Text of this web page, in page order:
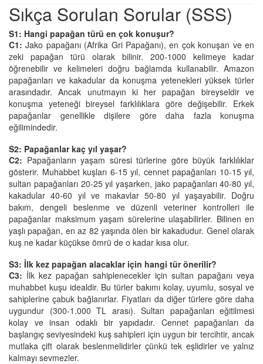
Sıkça Sorulan Sorular (SSS)
S1: Hangi papağan türü en çok konuşur?
C1: Jako papağanı (Afrika Gri Papağanı), en çok konuşan ve en
zeki papağan türü olarak bilinir. 200-1000 kelimeye kadar
öğrenebilir ve kelimeleri doğru bağlamda kullanabilir. Amazon
papağanları ve kakadular da konuşma yetenekleri yüksek türler
arasındadır. Ancak unutmayın ki her papağan bireyseldir ve
konuşma yeteneği bireysel farklılıklara göre değişebilir. Erkek
papağanlar genellikle dişilere göre daha fazla konuşma
eğilimindedir.
S2: Papağanlar kaç yıl yaşar?
C2: Papağanların yaşam süresi türlerine göre büyük farklılıklar
gösterir. Muhabbet kuşları 6-15 yıl, cennet papağanları 10-15 yıl,
sultan papağanları 20-25 yıl yaşarken, jako papağanları 40-80 yıl,
kakadular 40-60 yıl ve makavlar 50-80 yıl yaşayabilir. Doğru
bakım, dengeli beslenme ve düzenli veteriner kontrolleri ile
papağanlar maksimum yaşam sürelerine ulaşabilirler. Bilinen en
yaşlı papağan, en az 82 yaşında ölen bir kakadudur. Genel olarak
kuş ne kadar küçükse ömrü de o kadar kısa olur.
S3: İlk kez papağan alacaklar için hangi tür önerilir?
C3: İlk kez papağan sahiplenecekler için sultan papağanı veya
muhabbet kuşu idealdir. Bu türler bakımı kolay, uyumlu, sosyal ve
sahiplerine çabuk bağlanırlar. Fiyatları da diğer türlere göre daha
uygundur (300-1.000 TL arası). Sultan papağanları eğitilmesi
kolay ve insan odaklı bir yapıdadır. Cennet papağanları da
başlangıç seviyesindeki kuş sahipleri için uygun bir tercihtir, ancak
mutlaka çift olarak beslenmelidirler çünkü tek eşlidirler ve yalnız
kalmayı sevmezler.